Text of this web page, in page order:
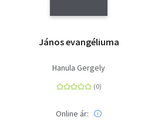
János evangéliuma
Hanula Gergely
Online ár: